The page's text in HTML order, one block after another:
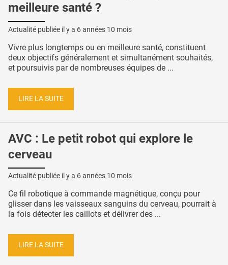
meilleure santé ?
Actualité publiée il y a 6 années 10 mois
Vivre plus longtemps ou en meilleure santé, constituent
deux objectifs généralement et simultanément souhaités,
et poursuivis par de nombreuses équipes de ...
LIRE LA SUITE
AVC : Le petit robot qui explore le
cerveau
Actualité publiée il y a 6 années 10 mois
Ce fil robotique à commande magnétique, conçu pour
glisser dans les vaisseaux sanguins du cerveau, pourrait à
la fois détecter les caillots et délivrer des ...
LIRE LA SUITE